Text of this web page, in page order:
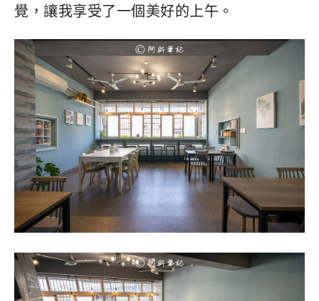
覺，讓我享受了一個美好的上午。